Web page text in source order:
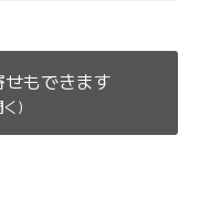
もできます
)